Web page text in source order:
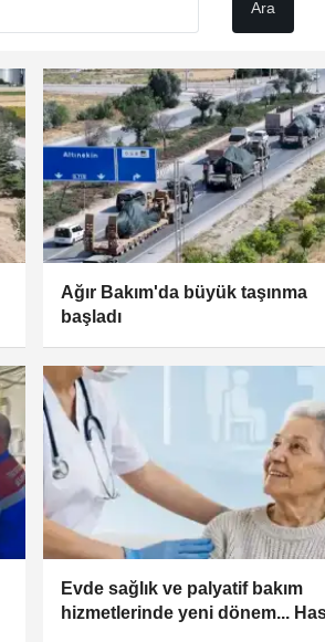
Ağır Bakım'da büyük taşınma
başladı
Evde sağlık ve palyatif bakım
hizmetlerinde yeni dönem...